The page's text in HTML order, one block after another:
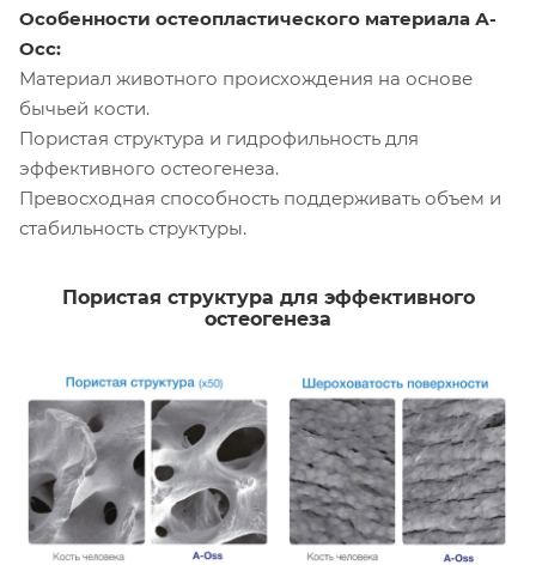
Особенности остеопластического материала А-
Осс:
Материал животного происхождения на основе
бычьей кости.
Пористая структура и гидрофильность для
эффективного остеогенеза.
Превосходная способность поддерживать объем и
стабильность структуры.
Пористая структура для эффективного
остеогенеза